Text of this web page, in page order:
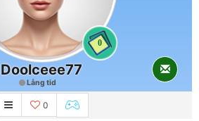
0
Doolceee77
Lång tid
0